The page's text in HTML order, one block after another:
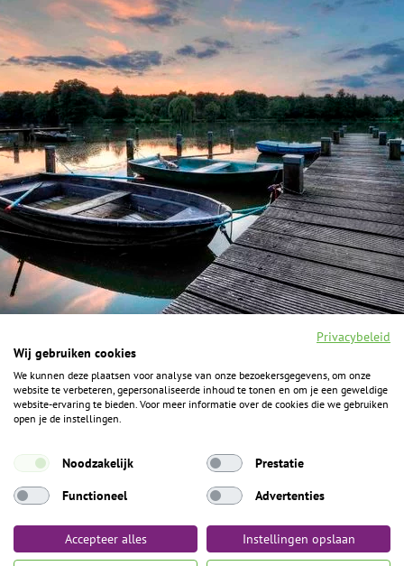
F
a
c
o
o
I
n
s
g
a
Y
o
u
b
P
i
n
ALGEMENE INFORMATIE
Het Geheim over de grens zijn de Duitse vakantieregio’s
Algemene voorwaarden Privacybeleid Toegankelijkheid
Privacybeleid
Wij gebruiken cookies
We kunnen deze plaatsen voor analyse van onze bezoekersgegevens, om onze
website te verbeteren, gepersonaliseerde inhoud te tonen en om je een geweldige
website-ervaring te bieden. Voor meer informatie over de cookies die we gebruiken
open je de instellingen.
Noodzakelijk
Prestatie
Functioneel
Advertenties
Accepteer alles Instellingen opslaan